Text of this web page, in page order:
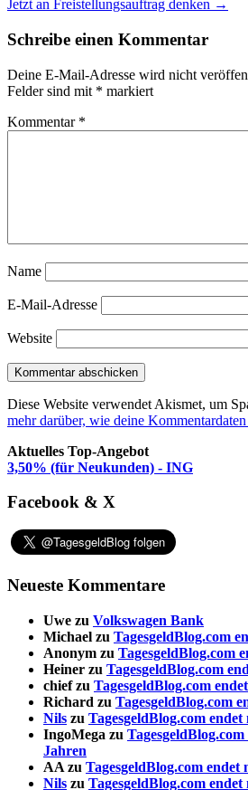
Jetzt an Freistellungsauftrag denken →
Schreibe einen Kommentar
Deine E-Mail-Adresse wird nicht
Felder sind mit * markiert
Kommentar *
Name
E-Mail-Adresse
Website
Diese Website verwendet Akismet, um
mehr darüber, wie deine
Aktuelles Top-Angebot
3,50% (für Neukunden) - ING
Facebook & X
Neueste Kommentare
Uwe zu Volkswagen Bank
Michael zu TagesgeldBlog.com
Anonym zu TagesgeldBlog.com
Heiner zu TagesgeldBlog.com
chiefzu TagesgeldBlog.com
Richard zu TagesgeldBlog.com
Nils zu TagesgeldBlog.com
IngoMega zu
Jahren
AA zu TagesgeldBlog.com endet
Nils zu TagesgeldBlog.com